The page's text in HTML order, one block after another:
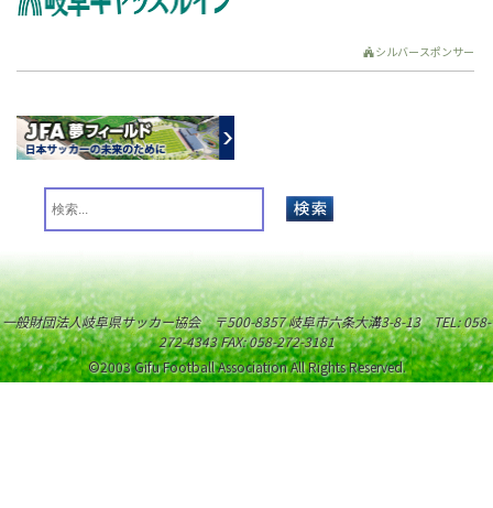
シルバースポンサー
一般財団法人岐阜県サッカー協会 〒500-8357 岐阜市六条大溝3-8-13 TEL: 058-
272-4343 FAX: 058-272-3181
©2003 Gifu Football Association All Rights Reserved.